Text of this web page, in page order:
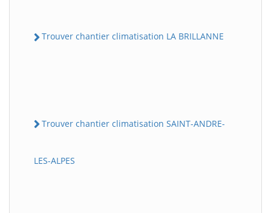
Trouver chantier climatisation LA BRILLANNE
Trouver chantier climatisation SAINT-ANDRE-
LES-ALPES